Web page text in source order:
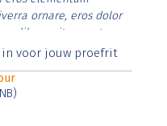
ornare, eros dolor
libero vitae erat.
id rutrum lorem
in voor jouw proefrit